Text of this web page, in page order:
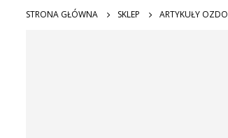
STRONA GŁÓWNA SKLEP ARTYKUŁY